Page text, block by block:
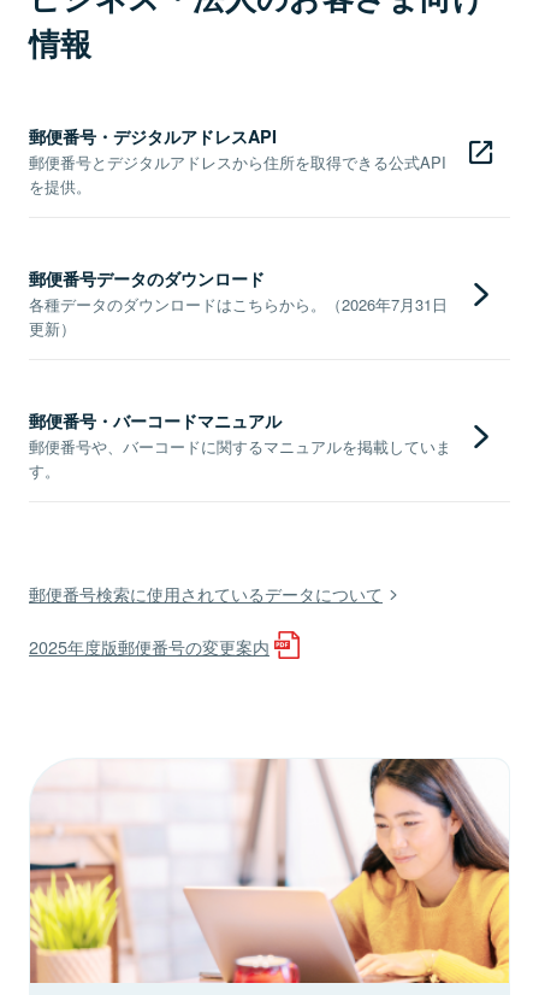
情報
郵便番号・デジタルアドレスAPI
郵便番号とデジタルアドレスから住所を取得できる公式API
を提供。
郵便番号データのダウンロード
各種データのダウンロードはこちらから。（2026年7月31日
更新）
郵便番号・バーコードマニュアル
郵便番号や、バーコードに関するマニュアルを掲載していま
す。
郵便番号検索に使用されているデータについて
2025年度版郵便番号の変更案内